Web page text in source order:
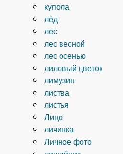
купола
лёд
лес
лес весной
лес осенью
лиловый цветок
лимузин
листва
листья
Лицо
личинка
Личное фото